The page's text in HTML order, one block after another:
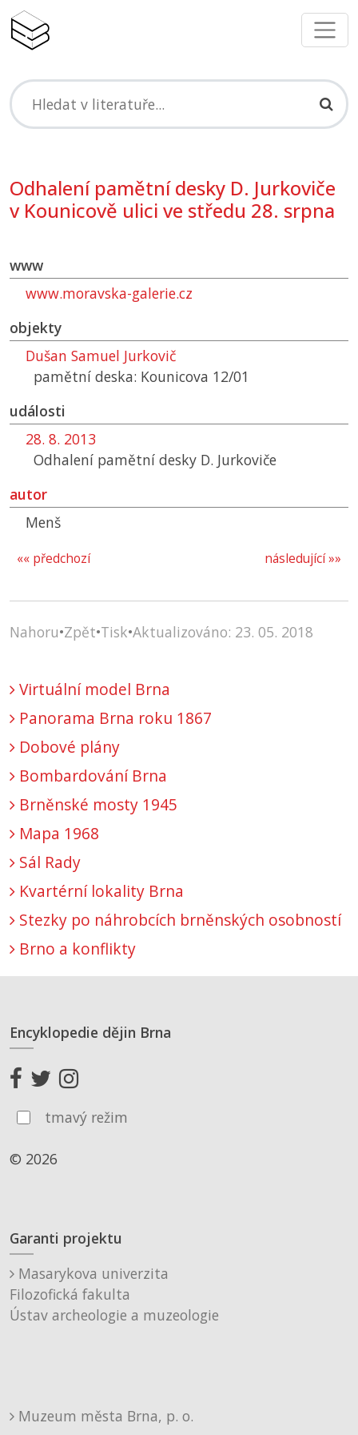
Odhalení pamětní desky D. Jurkoviče
v Kounicově ulici ve středu 28. srpna
www
www.moravska-galerie.cz
objekty
Dušan Samuel Jurkovič
pamětní deska: Kounicova 12/01
události
28. 8. 2013
Odhalení pamětní desky D. Jurkoviče
autor
Menš
následující »»
«« předchozí
Nahoru•Zpět•Tisk•Aktualizováno: 23. 05. 2018
Virtuální model Brna
Panorama Brna roku 1867
Dobové plány
Bombardování Brna
Brněnské mosty 1945
Mapa 1968
Sál Rady
Kvartérní lokality Brna
Stezky po náhrobcích brněnských osobností
Brno a konflikty
Encyklopedie dějin Brna
tmavý režim
© 2026
Garanti projektu
Masarykova univerzita
Filozofická fakulta
Ústav archeologie a muzeologie
Muzeum města Brna, p. o.